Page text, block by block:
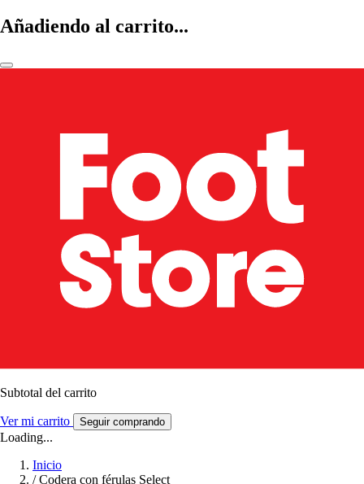
Añadiendo al carrito...
Subtotal del carrito
Ver mi carrito Seguir comprando
Loading...
Inicio
/ Codera con férulas Select